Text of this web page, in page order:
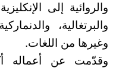
والروائية إلى
والبرتغالية،
وغيرها من اللغات.
وقدّمت عن أعماله